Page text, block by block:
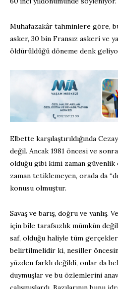
Muhafazakâr tahminlere göre,
asker, 30 bin Fransız askeri ve
öldürüldüğü döneme denk
Elbette karşılaştırıldığında
değil. Ancak 1981 öncesi ve
olduğu gibi kimi zaman
zaman tetiklemeyen, orada da
konusu olmuştur.
Savaş ve barış, doğru ve yanlış.
için bile tarafsızlık mümkün
saf, olduğu haliyle tüm
belirtilmelidir ki, nesiller
yüzden farklı değildi, onlar da
duymuşlar ve bu özlemlerini